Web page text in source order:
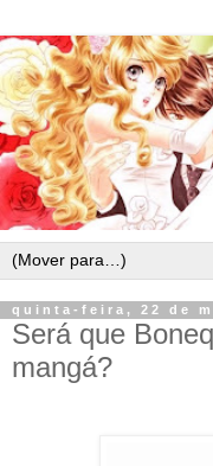
quinta-feira, 22 de
Será que
mangá?